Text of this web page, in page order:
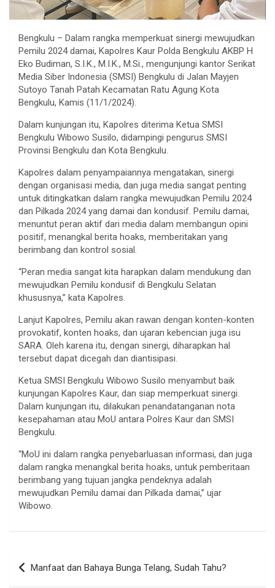
Bengkulu – Dalam rangka memperkuat sinergi mewujudkan
Pemilu 2024 damai, Kapolres Kaur Polda Bengkulu AKBP H
Eko Budiman, S.I.K., M.I.K., M.Si., mengunjungi kantor Serikat
Media Siber Indonesia (SMSI) Bengkulu di Jalan Mayjen
Sutoyo Tanah Patah Kecamatan Ratu Agung Kota
Bengkulu, Kamis (11/1/2024).
Dalam kunjungan itu, Kapolres diterima Ketua SMSI
Bengkulu Wibowo Susilo, didampingi pengurus SMSI
Provinsi Bengkulu dan Kota Bengkulu.
Kapolres dalam penyampaiannya mengatakan, sinergi
dengan organisasi media, dan juga media sangat penting
untuk ditingkatkan dalam rangka mewujudkan Pemilu 2024
dan Pilkada 2024 yang damai dan kondusif. Pemilu damai,
menuntut peran aktif dari media dalam membangun opini
positif, menangkal berita hoaks, memberitakan yang
berimbang dan kontrol sosial.
“Peran media sangat kita harapkan dalam mendukung dan
mewujudkan Pemilu kondusif di Bengkulu Selatan
khususnya,” kata Kapolres.
Lanjut Kapolres, Pemilu akan rawan dengan konten-konten
provokatif, konten hoaks, dan ujaran kebencian juga isu
SARA. Oleh karena itu, dengan sinergi, diharapkan hal
tersebut dapat dicegah dan diantisipasi.
Ketua SMSI Bengkulu Wibowo Susilo menyambut baik
kunjungan Kapolres Kaur, dan siap memperkuat sinergi.
Dalam kunjungan itu, dilakukan penandatanganan nota
kesepahaman atau MoU antara Polres Kaur dan SMSI
Bengkulu.
“MoU ini dalam rangka penyebarluasan informasi, dan juga
dalam rangka menangkal berita hoaks, untuk pemberitaan
berimbang yang tujuan jangka pendeknya adalah
mewujudkan Pemilu damai dan Pilkada damai,” ujar
Wibowo.
Navigasi
pos
Manfaat dan Bahaya Bunga Telang, Sudah Tahu?